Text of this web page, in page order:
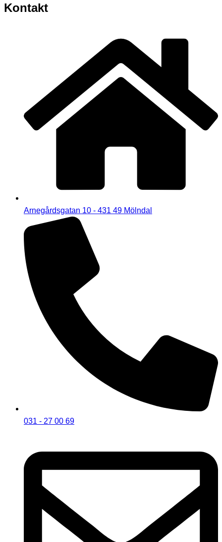
Kontakt
Arnegårdsgatan 10 - 431 49 Mölndal
031 - 27 00 69